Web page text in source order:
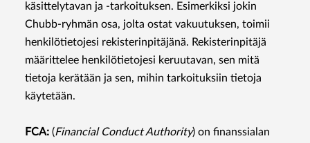
käsittelytavan ja -tarkoituksen. Esimerkiksi jokin
Chubb-ryhmän osa, jolta ostat vakuutuksen, toimii
henkilötietojesi rekisterinpitäjänä. Rekisterinpitäjä
määrittelee henkilötietojesi keruutavan, sen mitä
tietoja kerätään ja sen, mihin tarkoituksiin tietoja
käytetään.
FCA: (Financial Conduct Authority) on finanssialan